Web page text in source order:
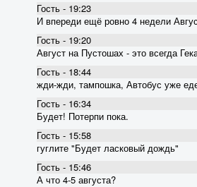
Гость - 19:23
И впереди ещё ровно 4 недели
Гость - 19:20
Август на Пустошах - это всегда
Гость - 18:44
жди-жди, тампошка, Автобус уже
Гость - 16:34
Будет! Потерпи пока.
Гость - 15:58
гуглите "Будет ласковый дождь"
Гость - 15:46
А что 4-5 августа?